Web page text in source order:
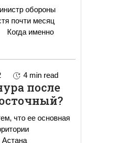
обороны
почти месяц
4 min read
после
что ее основная
Астана